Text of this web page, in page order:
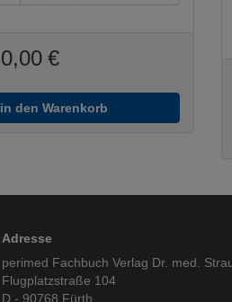
0,00 €
in den Warenkorb
Adresse
perimed Fachbuch Verlag Dr. med.
Flugplatzstraße 104
D - 90768 Fürth